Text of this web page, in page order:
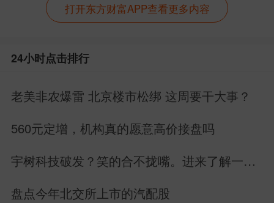
数字经济：加仓一份$南方数字经济混合C
点，小小正好再来吸一口，攒份额，近一
年涨幅115%，相对科技赛道来说还有不少
重仓全是数字经济硬件落地标的，绑定AI
算力基建、CPO上游配套产业链。基本面
上，东数西算+全国一体化算力网纳入十五
打开东方财富APP查看更多内容
24小时点击排行
老美非农爆雷 北京楼市松绑 这周要干大事？
560元定增，机构真的愿意高价接盘吗
宇树科技破发？笑的合不拢嘴。进来了解一下
盘点今年北交所上市的汽配股